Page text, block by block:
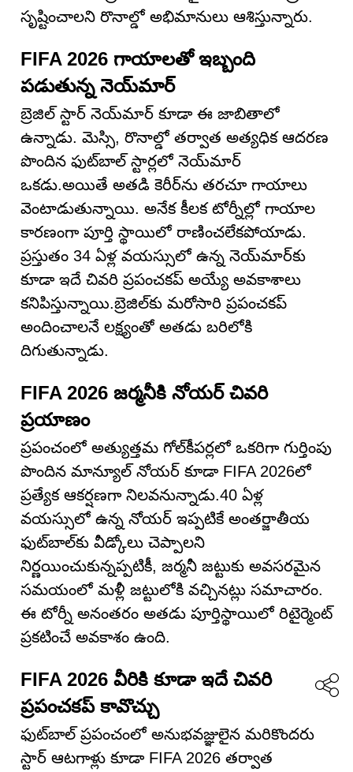
సృష్టించాలని రొనాల్డో అభిమానులు ఆశిస్తున్నారు.
FIFA 2026 గాయాలతో ఇబ్బంది
పడుతున్న నెయ్‌మార్
బ్రెజిల్ స్టార్ నెయ్‌మార్ కూడా ఈ జాబితాలో
ఉన్నాడు. మెస్సి, రొనాల్డో తర్వాత అత్యధిక ఆదరణ
పొందిన ఫుట్‌బాల్ స్టార్లలో నెయ్‌మార్
ఒకడు.అయితే అతడి కెరీర్‌ను తరచూ గాయాలు
వెంటాడుతున్నాయి. అనేక కీలక టోర్నీల్లో గాయాల
కారణంగా పూర్తి స్థాయిలో రాణించలేకపోయాడు.
ప్రస్తుతం 34 ఏళ్ల వయస్సులో ఉన్న నెయ్‌మార్‌కు
కూడా ఇదే చివరి ప్రపంచకప్ అయ్యే అవకాశాలు
కనిపిస్తున్నాయి.బ్రెజిల్‌కు మరోసారి ప్రపంచకప్
అందించాలనే లక్ష్యంతో అతడు బరిలోకి
దిగుతున్నాడు.
FIFA 2026 జర్మనీకి నోయర్ చివరి
ప్రయాణం
ప్రపంచంలో అత్యుత్తమ గోల్‌కీపర్లలో ఒకరిగా గుర్తింపు
పొందిన మాన్యూల్ నోయర్ కూడా FIFA 2026లో
ప్రత్యేక ఆకర్షణగా నిలవనున్నాడు.40 ఏళ్ల
వయస్సులో ఉన్న నోయర్ ఇప్పటికే అంతర్జాతీయ
ఫుట్‌బాల్‌కు వీడ్కోలు చెప్పాలని
నిర్ణయించుకున్నప్పటికీ, జర్మనీ జట్టుకు అవసరమైన
సమయంలో మళ్లీ జట్టులోకి వచ్చినట్లు సమాచారం.
ఈ టోర్నీ అనంతరం అతడు పూర్తిస్థాయిలో రిటైర్మెంట్
ప్రకటించే అవకాశం ఉంది.
FIFA 2026 వీరికి కూడా ఇదే చివరి
ప్రపంచకప్ కావొచ్చు
ఫుట్‌బాల్ ప్రపంచంలో అనుభవజ్ఞులైన మరికొందరు
స్టార్ ఆటగాళ్లు కూడా FIFA 2026 తర్వాత